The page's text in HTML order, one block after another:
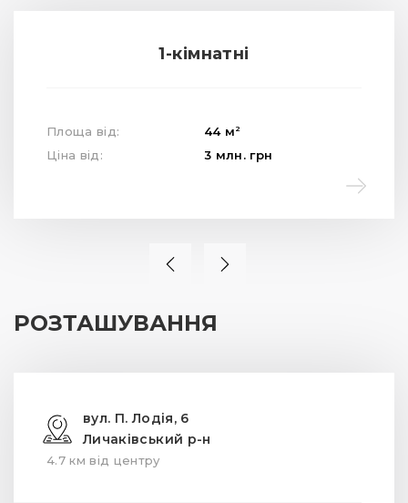
1-кімнатні
Площа від: 44м 2
Ціна від: 3 млн. грн
РОЗТАШУВАННЯ
вул. П. Лодія, 6
Личаківський р-н
4.7 км від центру